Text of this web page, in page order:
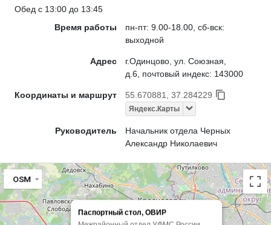
Обед с 13:00 до 13:45
Время работы
пн-пт: 9.00-18.00, сб-вск:
выходной
Адрес
г.Одинцово, ул. Союзная,
д.6, почтовый индекс: 143000
Координаты и маршрут 55.670881, 37.284229
Яндекс.Карты
Руководитель
Начальник отдела Черных
Александр Николаевич
Паспортный стол, ОВИР
OSM